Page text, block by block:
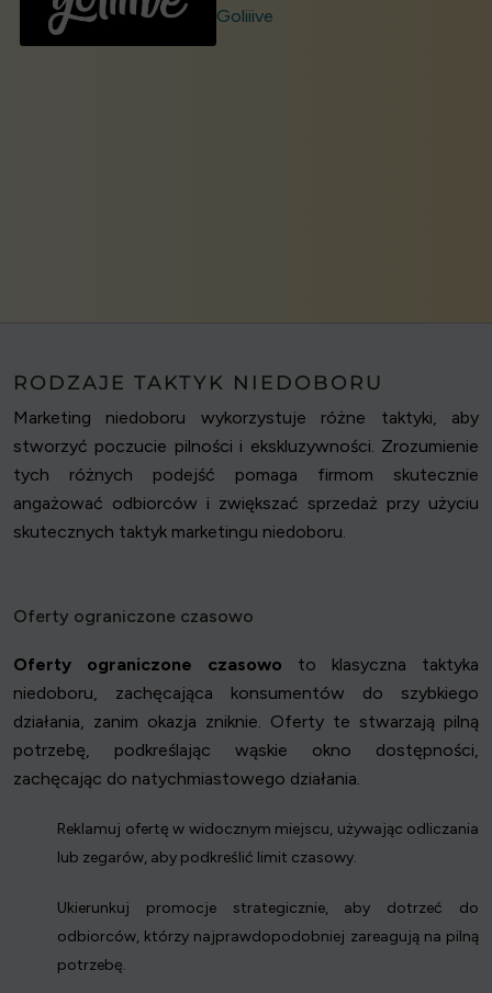
Goliiive
RODZAJE TAKTYK NIEDOBORU
Marketing niedoboru wykorzystuje różne taktyki, aby
stworzyć poczucie pilności i ekskluzywności. Zrozumienie
tych różnych podejść pomaga firmom skutecznie
angażować odbiorców i zwiększać sprzedaż przy użyciu
skutecznych taktyk marketingu niedoboru.
Oferty ograniczone czasowo
Oferty ograniczone czasowo to klasyczna taktyka
niedoboru, zachęcająca konsumentów do szybkiego
działania, zanim okazja zniknie. Oferty te stwarzają pilną
potrzebę, podkreślając wąskie okno dostępności,
zachęcając do natychmiastowego działania.
Reklamuj ofertę w widocznym miejscu, używając odliczania
lub zegarów, aby podkreślić limit czasowy.
Ukierunkuj promocje strategicznie, aby dotrzeć do
odbiorców, którzy najprawdopodobniej zareagują na pilną
potrzebę.